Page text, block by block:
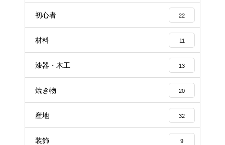
初心者 22
材料 11
漆器・木工 13
焼き物 20
産地 32
装飾 9